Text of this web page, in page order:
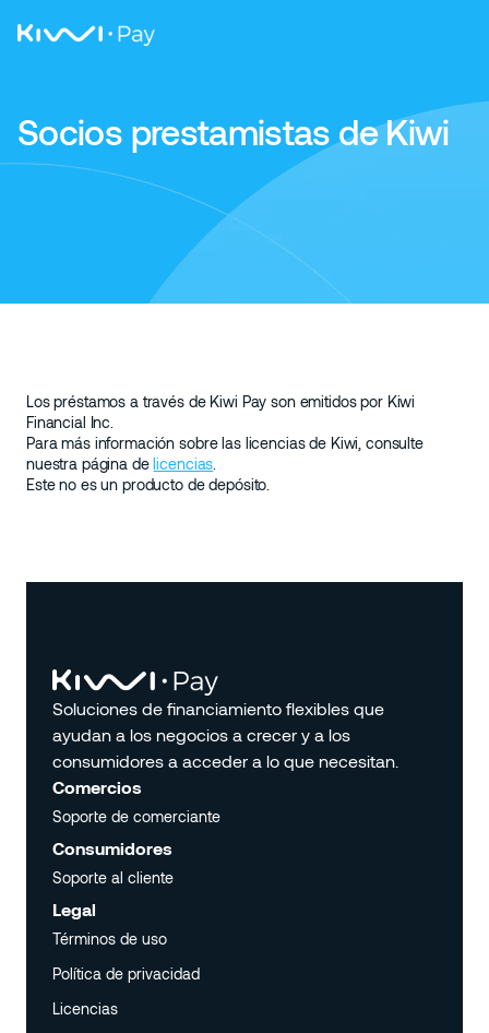
Socios prestamistas de Kiwi
Los préstamos a través de Kiwi Pay son emitidos por Kiwi
Financial Inc.
Para más información sobre las licencias de Kiwi, consulte
nuestra página delicencias
Este no es un producto de depósito.
Soluciones de financiamiento flexibles que
ayudan a los negocios a crecer y a los
consumidores a acceder a lo que necesitan.
Comercios
Soporte de comerciante
Soporte de comerciante
Consumidores
Soporte al cliente
Soporte al cliente
Legal
Términos de uso
Política de privacidad
Licencias